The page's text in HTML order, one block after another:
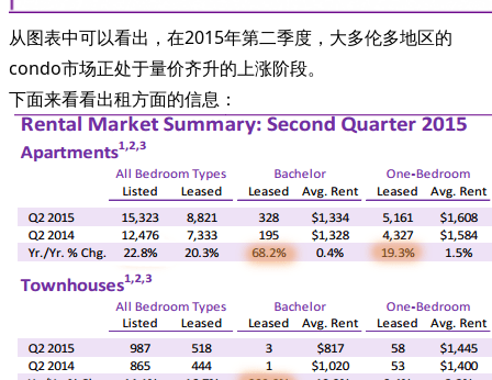
从图表中可以看出，在2015年第二季度，大多伦多地区的
condo市场正处于量价齐升的上涨阶段。
下面来看看出租方面的信息：